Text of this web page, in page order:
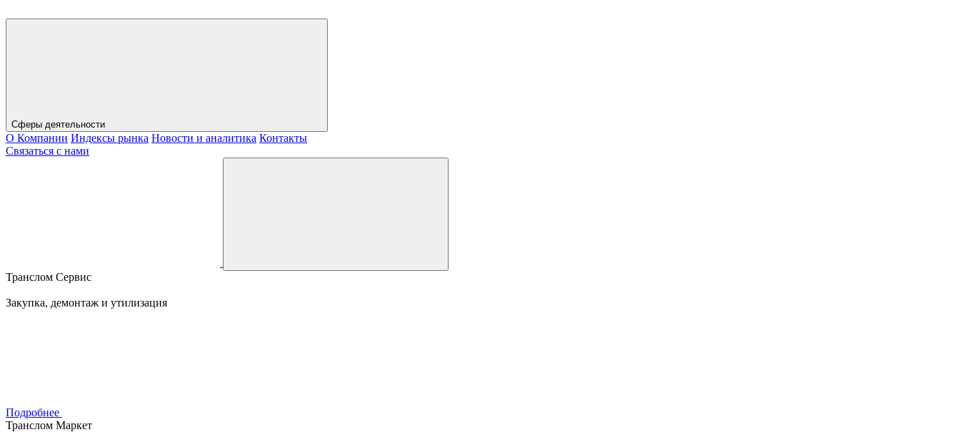
Сферы деятельности
О Компании Индексы рынка Новости и аналитика Контакты
Связаться с нами
Транслом Сервис
Закупка, демонтаж и утилизация
Подробнее
Транслом Маркет